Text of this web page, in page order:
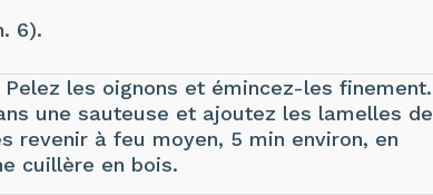
6).
les oignons et émincez-­les finement.
une sauteuse et ajoutez les lamelles de
revenir à feu moyen, 5 min environ, en
cuillère en bois.